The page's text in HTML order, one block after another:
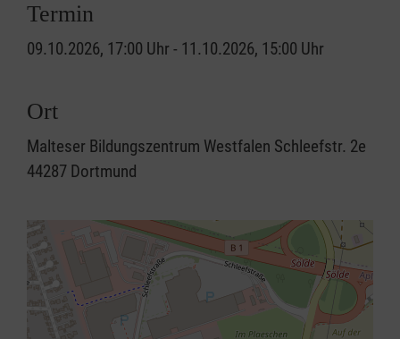
Termin
09.10.2026, 17:00 Uhr - 11.10.2026, 15:00 Uhr
Ort
Malteser Bildungszentrum Westfalen Schleefstr. 2e
44287 Dortmund